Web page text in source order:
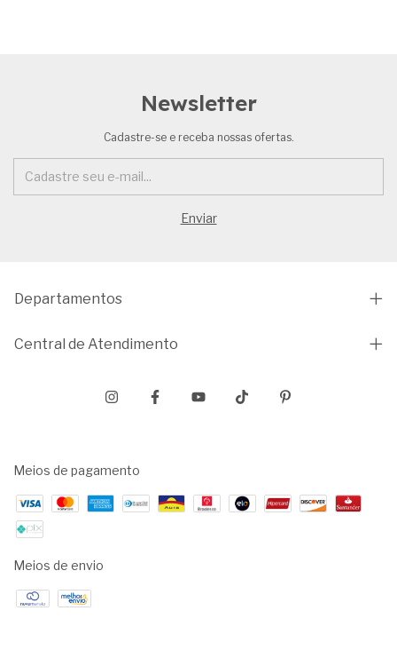
Newsletter
Cadastre-se e receba nossas ofertas.
Departamentos
Central de Atendimento
Meios de pagamento
Meios de envio